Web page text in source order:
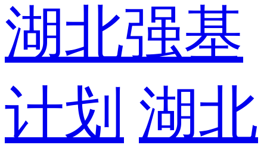
湖北强基
计划 湖北